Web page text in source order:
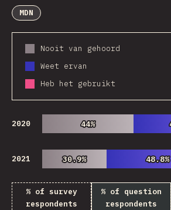
MDN
Nooit van gehoord
Weet ervan
Heb het gebruikt
2020 44%
44%
2021 30.9%
30.9% 48.8%
48.8%
% of survey
respondents
% of question
respondents